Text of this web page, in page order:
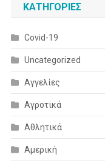
KΑΤΗΓΟΡΊΕΣ
Covid-19
Uncategorized
Αγγελίες
Αγροτικά
Αθλητικά
Αμερική